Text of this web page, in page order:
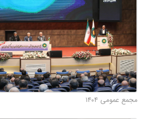
مجمع عمومی ۱۴۰۴